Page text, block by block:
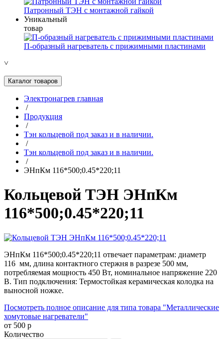
Патронный ТЭН с монтажной гайкой
Уникальный
товар
П-образный нагреватель с прижимными пластинами
˅
Каталог товаров
Электронагрев главная
/
Продукция
/
Тэн кольцевой под заказ и в наличии.
/
Тэн кольцевой под заказ и в наличии.
/
ЭНпКм 116*500;0.45*220;11
Кольцевой ТЭН ЭНпКм
116*500;0.45*220;11
ЭНпКм 116*500;0.45*220;11 отвечает параметрам: диаметр
116 мм, длина контактного стержня в разрезе 500 мм,
потребляемая мощность 450 Вт, номинальное напряжение 220
В. Тип подключения: Термостойкая керамическая колодка на
выносной ножке.
Посмотреть полное описание для типа товара "Металлические
хомутовые нагреватели"
от 500 р
Количество